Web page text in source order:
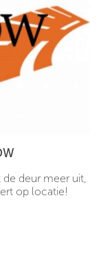
deur meer uit,
op locatie!